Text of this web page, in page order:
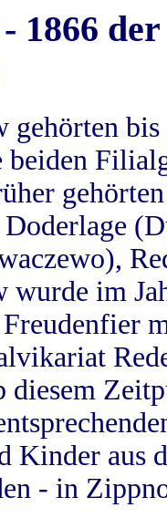
1866
im
Freudenfier
Kinder aus
- in